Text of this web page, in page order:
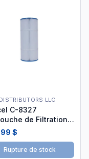
LLC
C-8327
de Filtration
$
Rupture de stock